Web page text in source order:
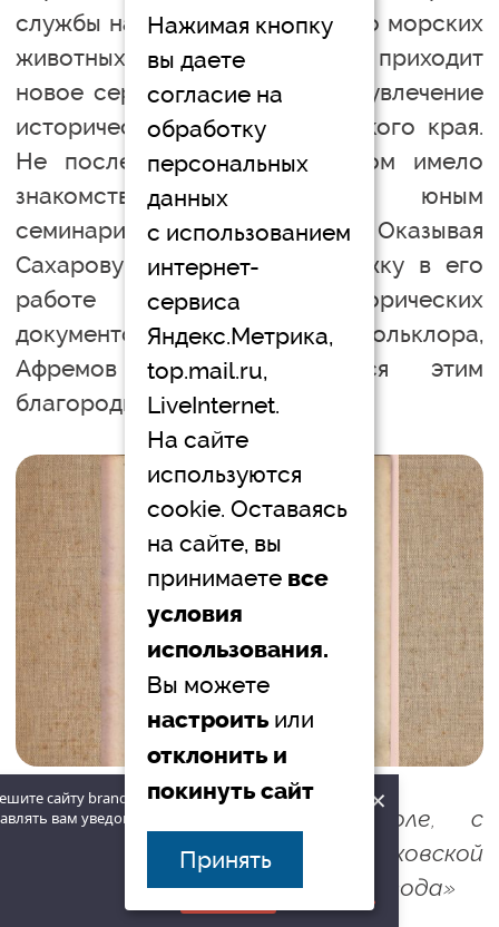
сайту brandrussia.online
вам уведомления на рабочий
Запретить
×
службы на флоте наблюдения о морских
животных. В Туле к Афремову приходит
новое серьезное увлечение - увлечение
историческим прошлым Тульского края.
Не последнюю роль при этом имело
знакомство Афремова с юным
семинаристом Сахаровым. Оказывая
Сахарову моральную поддержку в его
работе по сбору исторических
документов и местного фольклора,
Афремов и сам увлекся этим
благородным занятием.
И.Ф. Афремов. Куликово поле, с
реставрированным планом Куликовской
битвы в 8-й день сентября 1380 года»
Нажимая кнопку
вы даете
согласие на
обработку
персональных
данных
с использованием
интернет-
сервиса
Яндекс.Метрика,
top.mail.ru,
LiveInternet.
На сайте
используются
cookie. Оставаясь
на сайте, вы
принимаете все
условия
использования.
Вы можете
настроить или
отклонить и
покинуть сайт
Принять